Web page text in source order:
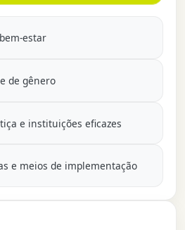
estar
de gênero
e instituições eficazes
e meios de implementação